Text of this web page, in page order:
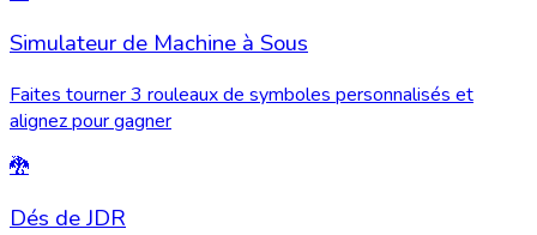
Simulateur de Machine à Sous
Faites tourner 3 rouleaux de symboles personnalisés et
alignez pour gagner
🐉
Dés de JDR